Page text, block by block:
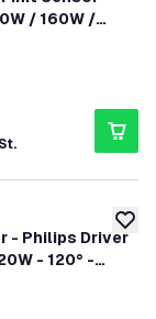
/ 160W /
W - 4000K -
Garantie -
zur
- Philips Driver
- 120° -
IP65 - Dimmbar
öffnen